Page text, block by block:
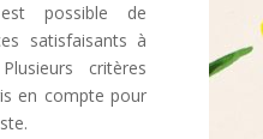
possible de
satisfaisants à
critères
en compte pour